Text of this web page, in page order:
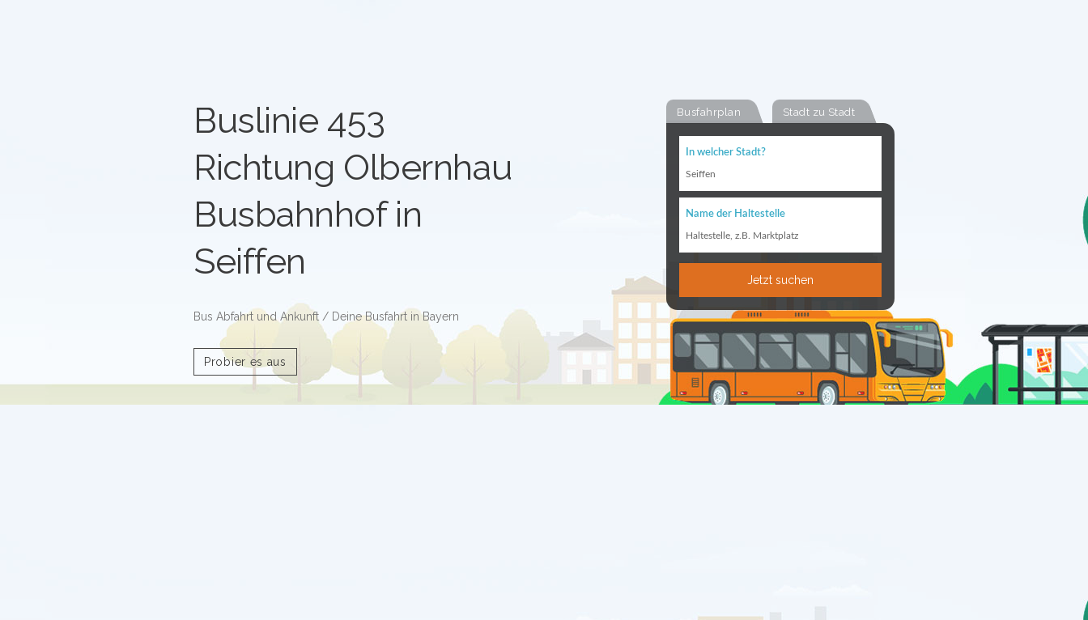
Busfahrplan Stadt zu Stadt
In welcher Stadt?
Seiffen
Name der Haltestelle
Haltestelle, z.B. Marktplatz
Jetzt suchen
Buslinie 453
Richtung Olbernhau
Busbahnhof in
Seiffen
Bus Abfahrt und Ankunft / Deine Busfahrt in Bayern
Probier es aus